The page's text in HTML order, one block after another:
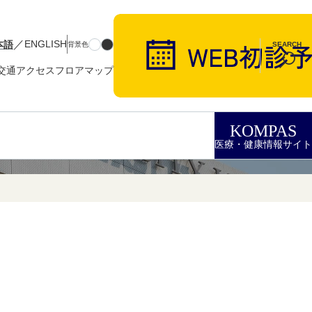
語／ENGLISH背景色
通アクセスフロアマップ
SEARCH
KOMPAS
医療・健康情報サイト